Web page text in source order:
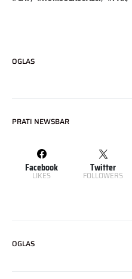
OGLAS
PRATI NEWSBAR
Facebook
LIKES
Twitter
FOLLOWERS
OGLAS